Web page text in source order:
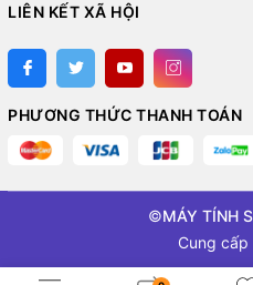
LIÊN KẾT XÃ HỘI
PHƯƠNG THỨC THANH TOÁN
©MÁY TÍNH
Cung cấp